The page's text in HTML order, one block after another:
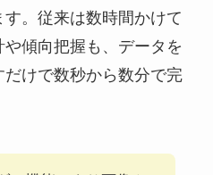
す。従来は数時間かけて
傾向把握も、データを
けで数秒から数分で完